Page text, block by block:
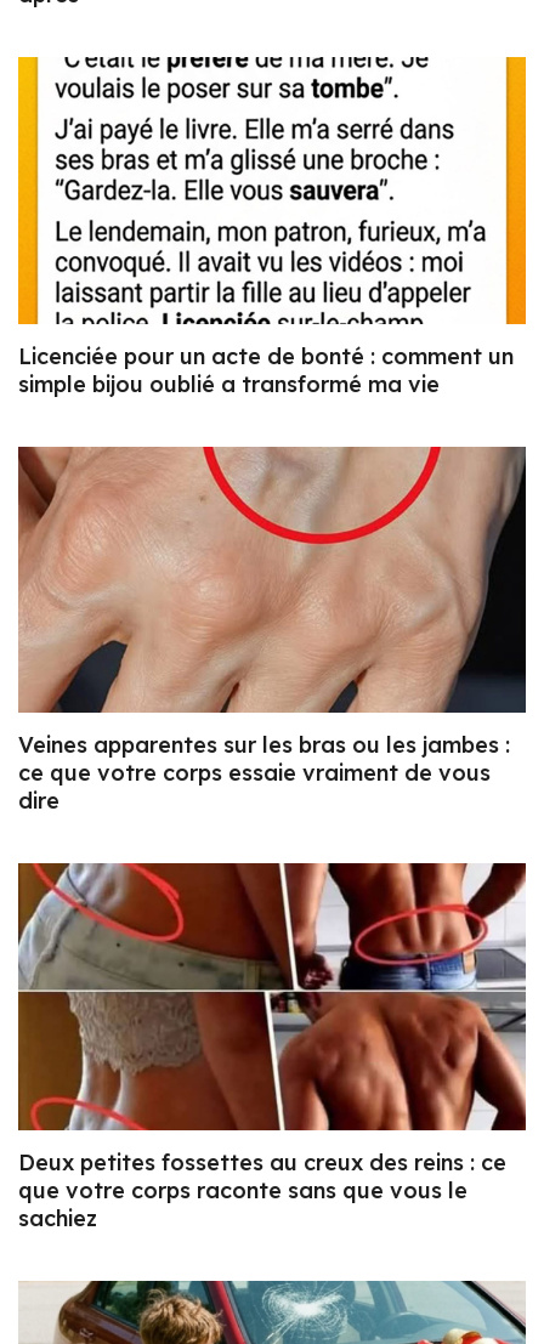
Licenciée pour un acte de bonté : comment un
simple bijou oublié a transformé ma vie
Veines apparentes sur les bras ou les jambes :
ce que votre corps essaie vraiment de vous
dire
Deux petites fossettes au creux des reins : ce
que votre corps raconte sans que vous le
sachiez